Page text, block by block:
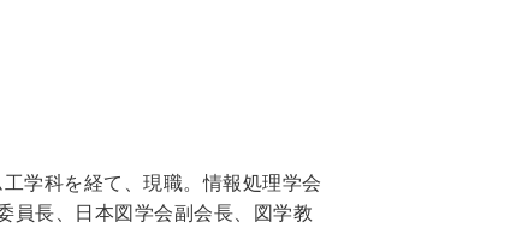
学科を経て、現職。情報処理学会
員長、日本図学会副会長、図学教